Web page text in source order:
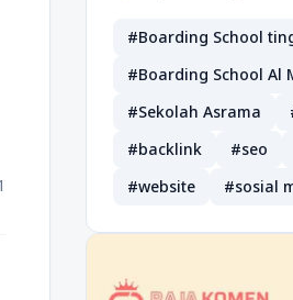
#Boarding School
#Boarding School Al
#Sekolah Asrama
#backlink
#seo
#website
#sosial